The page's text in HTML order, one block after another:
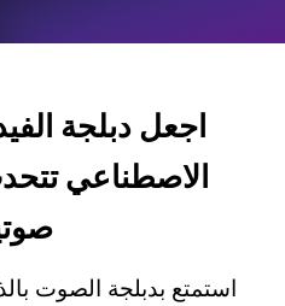
اجعل دبلجة
استمتع بدبلجة الصوت